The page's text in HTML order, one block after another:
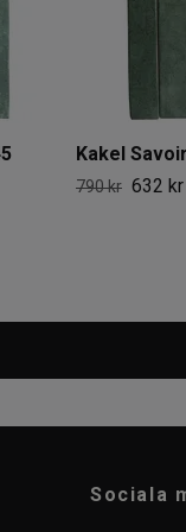
Kakel
790 kr 632 kr
Sociala